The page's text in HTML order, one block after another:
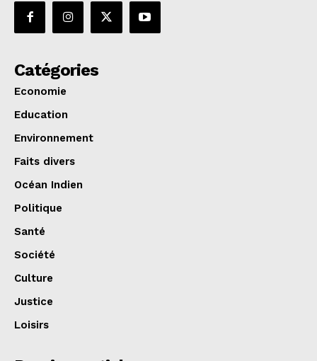
Catégories
Economie
Education
Environnement
Faits divers
Océan Indien
Politique
Santé
Société
Culture
Justice
Loisirs